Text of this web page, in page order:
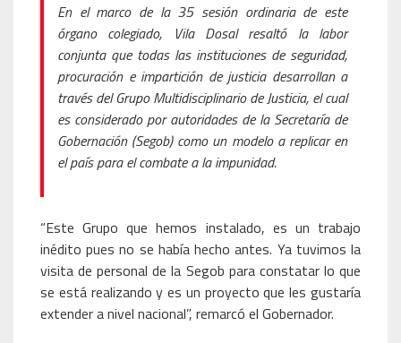
En el marco de la 35 sesión ordinaria de este
órgano colegiado, Vila Dosal resaltó la labor
conjunta que todas las instituciones de seguridad,
procuración e impartición de justicia desarrollan a
través del Grupo Multidisciplinario de Justicia, el cual
es considerado por autoridades de la Secretaría de
Gobernación (Segob) como un modelo a replicar en
el país para el combate a la impunidad.
“Este Grupo que hemos instalado, es un trabajo
inédito pues no se había hecho antes. Ya tuvimos la
visita de personal de la Segob para constatar lo que
se está realizando y es un proyecto que les gustaría
extender a nivel nacional”, remarcó el Gobernador.